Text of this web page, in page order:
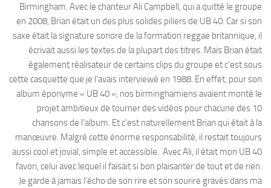
Birmingham. Avec le chanteur Ali Campbell, qui a quitté le groupe
en 2008, Brian était un des plus solides piliers de UB 40. Car si son
saxe était la signature sonore de la formation reggae britannique, il
écrivait aussi les textes de la plupart des titres. Mais Brian était
également réalisateur de certains clips du groupe et c’est sous
cette casquette que je l’avais interviewé en 1988. En effet, pour son
album éponyme « UB 40 », nos birminghamiens avaient monté le
projet ambitieux de tourner des vidéos pour chacune des 10
chansons de l’album. Et c’est naturellement Brian qui était à la
manœuvre. Malgré cette énorme responsabilité, il restait toujours
aussi cool et jovial, simple et accessible. Avec Ali, il était mon UB 40
favori, celui avec lequel il faisait si bon plaisanter de tout et de rien.
Je garde à jamais l’écho de son rire et son sourire gravés dans ma